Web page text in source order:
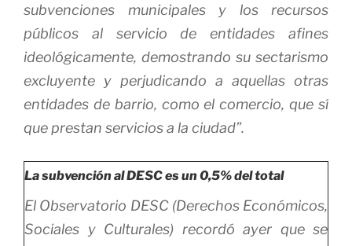
subvenciones municipales y los recursos
públicos al servicio de entidades afines
ideológicamente, demostrando su sectarismo
excluyente y perjudicando a aquellas otras
entidades de barrio, como el comercio, que sí
que prestan servicios a la ciudad”.
La subvención al DESC es un 0,5% del total
El Observatorio DESC (Derechos Económicos,
Sociales y Culturales) recordó ayer que se